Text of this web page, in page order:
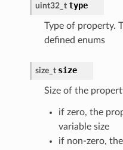
uint32_t type
Type of property.
defined enums
size_t size
Size of the
if zero, the
variable size
if non-zero,